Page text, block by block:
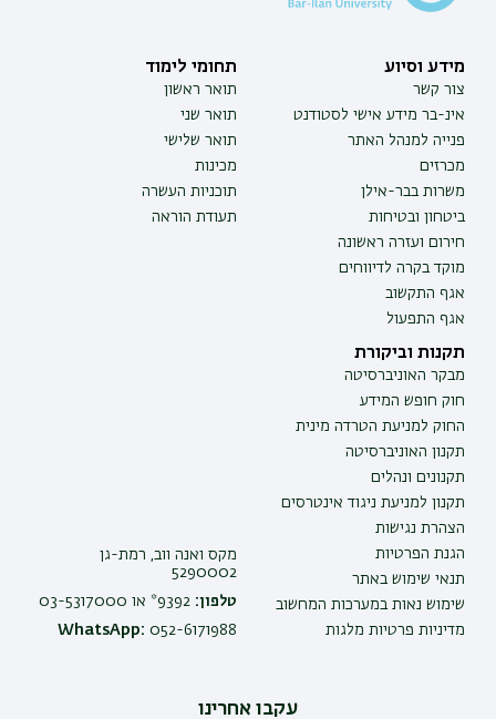
מידע וסיוע
צור קשר
אינ-בר מידע אישי לסטודנט
פנייה למנהל האתר
מכרזים
משרות בבר-אילן
ביטחון ובטיחות
חירום ועזרה ראשונה
מוקד בקרה לדיווחים
אגף התקשוב
אגף התפעול
תחומי לימוד
תואר ראשון
תואר שני
תואר שלישי
מכינות
תוכניות העשרה
תעודת הוראה
תקנות וביקורת
מבקר האוניברסיטה
חוק חופש המידע
החוק למניעת הטרדה מינית
תקנון האוניברסיטה
תקנונים ונהלים
תקנון למניעת ניגוד אינטרסים
הצהרת נגישות
הגנת הפרטיות
תנאי שימוש באתר
שימוש נאות במערכות המחשוב
מדיניות פרטיות מלגות
מקס ואנה ווב, רמת-גן
5290002
טלפון: 9392* או 03-5317000
WhatsApp: 052-6171988
עקבו אחרינו